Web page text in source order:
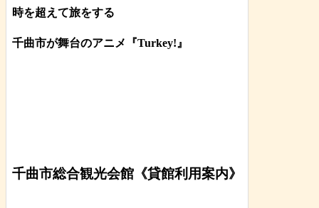
時を超えて旅をする
千曲市が舞台のアニメ『Turkey!』
千曲市総合観光会館《貸館利用案内》